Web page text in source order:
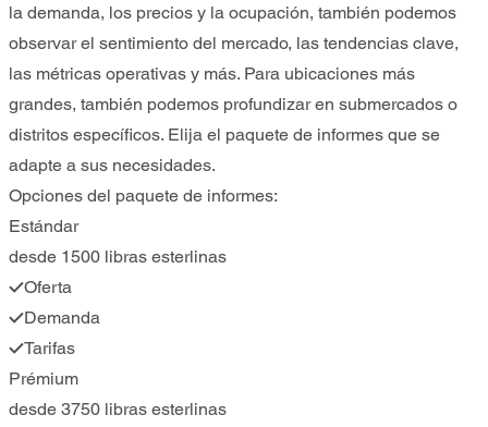
la demanda, los precios y la ocupación, también podemos
observar el sentimiento del mercado, las tendencias clave,
las métricas operativas y más. Para ubicaciones más
grandes, también podemos profundizar en submercados o
distritos específicos. Elija el paquete de informes que se
adapte a sus necesidades.
Opciones del paquete de informes:
Estándar
desde 1500 libras esterlinas
Oferta
Demanda
Tarifas
Prémium
desde 3750 libras esterlinas